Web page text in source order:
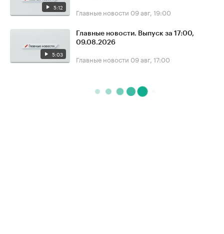
5:12 Главные новости 09 авг, 19:00
5:03
Главные новости. Выпуск за 17:00,
09.08.2026
Главные новости 09 авг, 17:00